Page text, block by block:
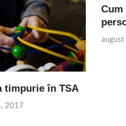
timpurie în TSA
2017
Cum